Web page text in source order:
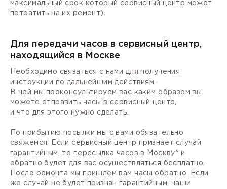
максимальный срок который сервисный центр может
потратить на их ремонт).
Для передачи часов в сервисный центр,
находящийся в Москве
Необходимо связаться с нами для получения
инструкции по дальнейшим действиям.
В ней мы проконсультируем вас каким образом вы
можете отправить часы в сервисный центр,
и что для этого нужно сделать.
По прибытию посылки мы с вами обязательно
свяжемся. Если сервисный центр признает случай
гарантийным, то пересылка часов в Москву* и
обратно будет для вас осуществляться бесплатно.
После ремонта мы пришлем вам часы обратно. Если
же случай не будет признан гарантийным, наши